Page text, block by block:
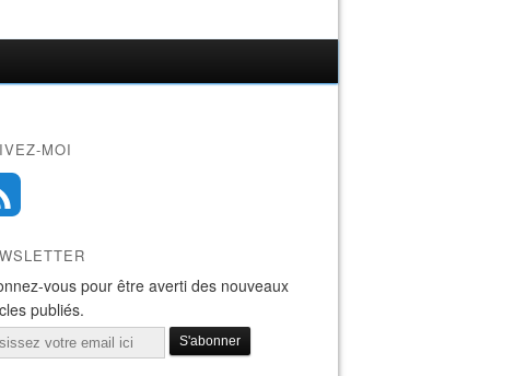
MOI
vous pour être averti des nouveaux
publiés.